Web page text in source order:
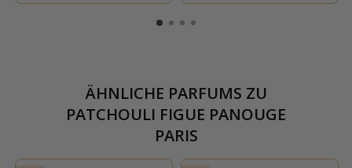
ÄHNLICHE PARFUMS ZU
PATCHOULI FIGUE PANOUGE
PARIS